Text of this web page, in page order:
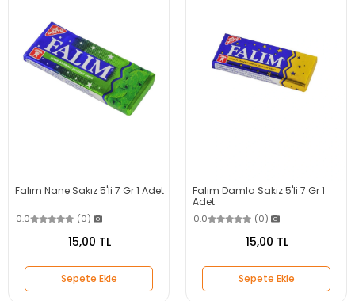
Falım Nane Sakız 5'li 7 Gr 1 Adet
0.0 (0)
15,00 TL
Sepete Ekle
Falım Damla Sakız 5'li 7 Gr 1
Adet
0.0 (0)
15,00 TL
Sepete Ekle